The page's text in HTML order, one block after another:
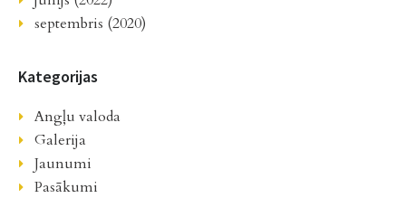
septembris (2020)
Kategorijas
Angļu valoda
Galerija
Jaunumi
Pasākumi